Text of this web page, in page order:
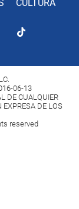
CULTURA
06-13
DE CUALQUIER
EXPRESA DE LOS
reserved